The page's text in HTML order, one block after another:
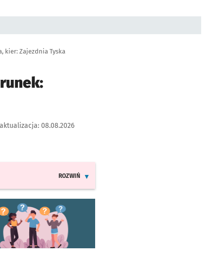
kier: Zajezdnia Tyska
08.08.2026
ROZWIŃ
się w nowej karcie